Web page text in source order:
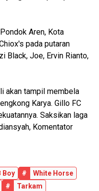
Aren, Kota
pada putaran
Black, Joe, Ervin Rianto,
akan tampil membela
Karya. Gillo FC
Saksikan laga
Komentator
Boy #
White Horse
# Tarkam